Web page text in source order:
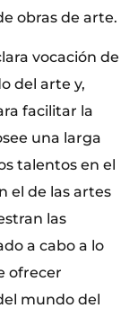
obras de arte.
vocación de
del arte y,
facilitar la
una larga
talentos en el
el de las artes
las
a cabo a lo
ofrecer
mundo del